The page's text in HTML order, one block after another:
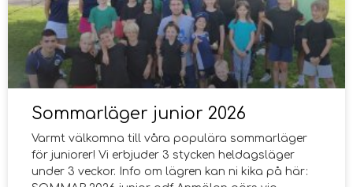
Sommarläger junior 2026
Varmt välkomna till våra populära sommarläger
för juniorer! Vi erbjuder 3 stycken heldagsläger
under 3 veckor. Info om lägren kan ni kika på här: